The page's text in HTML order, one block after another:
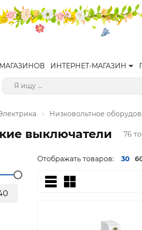
ИНТЕРНЕТ-МАГАЗИН
Низковольтное
выключатели 76
Отображать товаров: 30